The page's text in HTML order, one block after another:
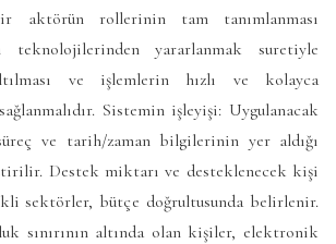
aktörün rollerinin tam tanımlanması
teknolojilerinden yararlanmak suretiyle
ve işlemlerin hızlı ve kolayca
Sistemin işleyişi: Uygulanacak
ve tarih/zaman bilgilerinin yer aldığı
Destek miktarı ve desteklenecek kişi
sektörler, bütçe doğrultusunda belirlenir.
sınırının altında olan kişiler, elektronik